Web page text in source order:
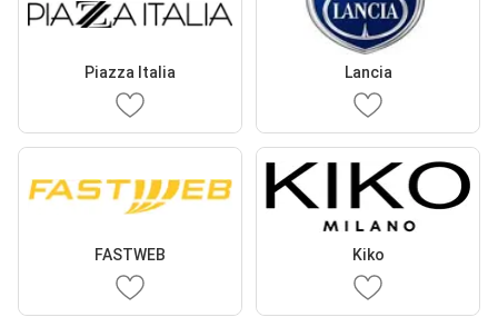
Piazza Italia Lancia
FASTWEB Kiko